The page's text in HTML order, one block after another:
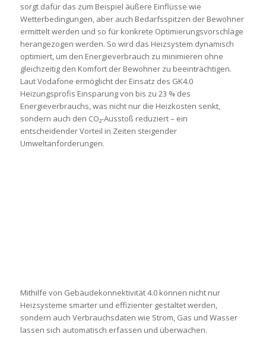
sorgt dafür das zum Beispiel äußere Einflüsse wie
Wetterbedingungen, aber auch Bedarfsspitzen der Bewohner
ermittelt werden und so für konkrete Optimierungsvorschläge
herangezogen werden. So wird das Heizsystem dynamisch
optimiert, um den Energieverbrauch zu minimieren ohne
gleichzeitig den Komfort der Bewohner zu beeinträchtigen.
Laut Vodafone ermöglicht der Einsatz des GK4.0
Heizungsprofis Einsparung von bis zu 23 % des
Energieverbrauchs, was nicht nur die Heizkosten senkt,
sondern auch den CO₂-Ausstoß reduziert – ein
entscheidender Vorteil in Zeiten steigender
Umweltanforderungen.
Mithilfe von Gebäudekonnektivität 4.0 können nicht nur
Heizsysteme smarter und effizienter gestaltet werden,
sondern auch Verbrauchsdaten wie Strom, Gas und Wasser
lassen sich automatisch erfassen und überwachen.